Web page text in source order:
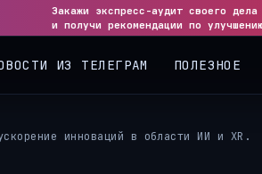
◀
Закажи экспресс-аудит своего
и получи рекомендации по
инноваций в области ИИ и XR.